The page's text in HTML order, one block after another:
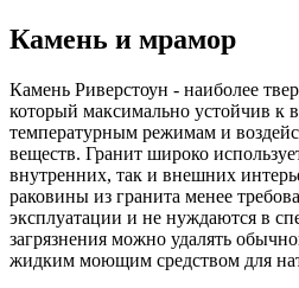
Камень и мрамор
Камень Риверстоун - наиболее
который максимально устойчив к
температурным режимам и
веществ. Гранит широко
внутренних, так и внешних
раковины из гранита менее
эксплуатации и не нуждаются в
загрязнения можно удалять
жидким моющим средством для